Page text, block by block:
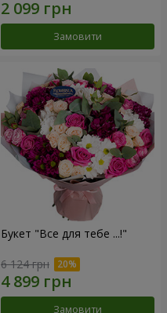
Замовити
Букет "Все для тебе ...!"
6 124 грн
Замовити